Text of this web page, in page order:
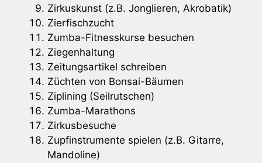
Zirkuskunst (z.B. Jonglieren, Akrobatik)
Zierfischzucht
Zumba-Fitnesskurse besuchen
Ziegenhaltung
Zeitungsartikel schreiben
Züchten von Bonsai-Bäumen
Ziplining (Seilrutschen)
Zumba-Marathons
Zirkusbesuche
Zupfinstrumente spielen (z.B. Gitarre,
Mandoline)